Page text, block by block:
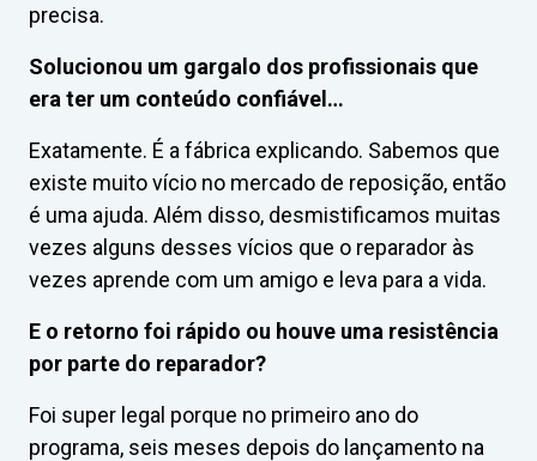
precisa.
Solucionou um gargalo dos profissionais que
era ter um conteúdo confiável…
Exatamente. É a fábrica explicando. Sabemos que
existe muito vício no mercado de reposição, então
é uma ajuda. Além disso, desmistificamos muitas
vezes alguns desses vícios que o reparador às
vezes aprende com um amigo e leva para a vida.
E o retorno foi rápido ou houve uma resistência
por parte do reparador?
Foi super legal porque no primeiro ano do
programa, seis meses depois do lançamento na